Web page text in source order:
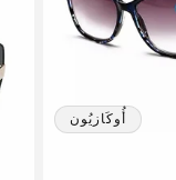
أُوكَازيُون